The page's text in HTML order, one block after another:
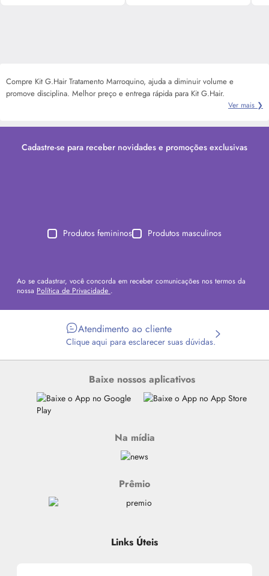
Compre Kit G.Hair Tratamento Marroquino, ajuda a diminuir volume e
promove disciplina. Melhor preço e entrega rápida para Kit G.Hair.
Ver mais ❯
Cadastre-se para receber novidades e promoções exclusivas
Produtos femininos Produtos masculinos
Ao se cadastrar, você concorda em receber comunicações nos termos da
nossa Política de Privacidade .
Atendimento ao cliente
Clique aqui para esclarecer suas dúvidas.
Baixe nossos aplicativos
Na mídia
Prêmio
Links Úteis